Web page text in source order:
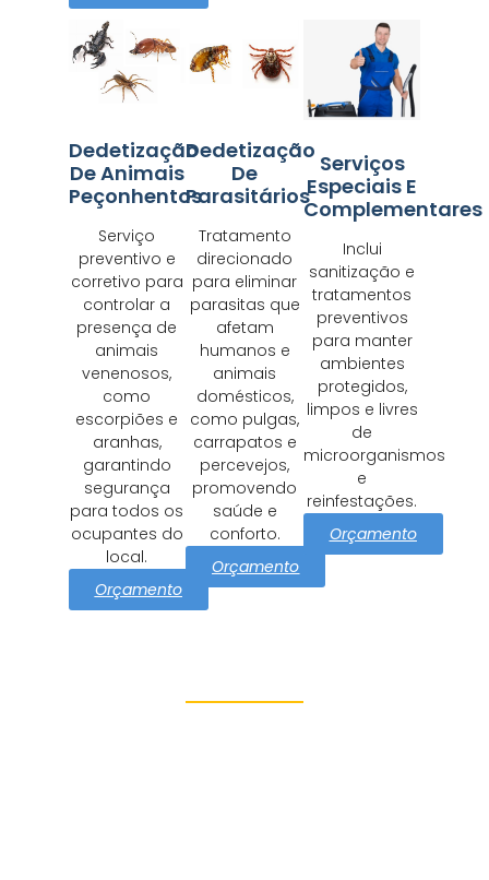
Dedetização
De Animais
Peçonhentos
Serviço
preventivo e
corretivo para
controlar a
presença de
animais
venenosos,
como
escorpiões e
aranhas,
garantindo
segurança
para todos os
ocupantes do
local.
Orçamento
Dedetização
De
Parasitários
Tratamento
direcionado
para eliminar
parasitas que
afetam
humanos e
animais
domésticos,
como pulgas,
carrapatos e
percevejos,
promovendo
saúde e
conforto.
Orçamento
Serviços
Especiais E
Complementares
Inclui
sanitização e
tratamentos
preventivos
para manter
ambientes
protegidos,
limpos e livres
de
microorganismos
e
reinfestações.
Orçamento